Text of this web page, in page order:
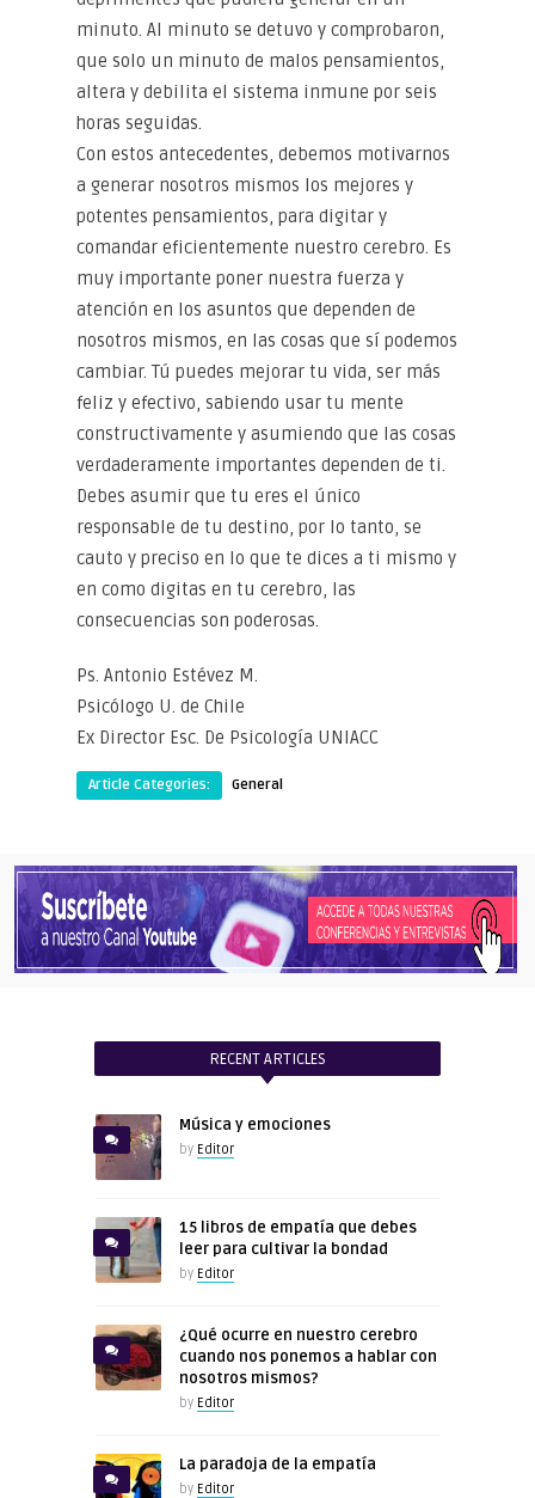
minuto. Al minuto se detuvo y comprobaron,
que solo un minuto de malos pensamientos,
altera y debilita el sistema inmune por seis
horas seguidas.
Con estos antecedentes, debemos motivarnos
a generar nosotros mismos los mejores y
potentes pensamientos, para digitar y
comandar eficientemente nuestro cerebro. Es
muy importante poner nuestra fuerza y
atención en los asuntos que dependen de
nosotros mismos, en las cosas que sí podemos
cambiar. Tú puedes mejorar tu vida, ser más
feliz y efectivo, sabiendo usar tu mente
constructivamente y asumiendo que las cosas
verdaderamente importantes dependen de ti.
Debes asumir que tu eres el único
responsable de tu destino, por lo tanto, se
cauto y preciso en lo que te dices a ti mismo y
en como digitas en tu cerebro, las
consecuencias son poderosas.
Ps. Antonio Estévez M.
Psicólogo U. de Chile
Ex Director Esc. De Psicología UNIACC
Article Categories: General
RECENT ARTICLES
Música y emociones
by Editor
15 libros de empatía que debes
leer para cultivar la bondad
by Editor
¿Qué ocurre en nuestro cerebro
cuando nos ponemos a hablar con
nosotros mismos?
by Editor
La paradoja de la empatía
by Editor